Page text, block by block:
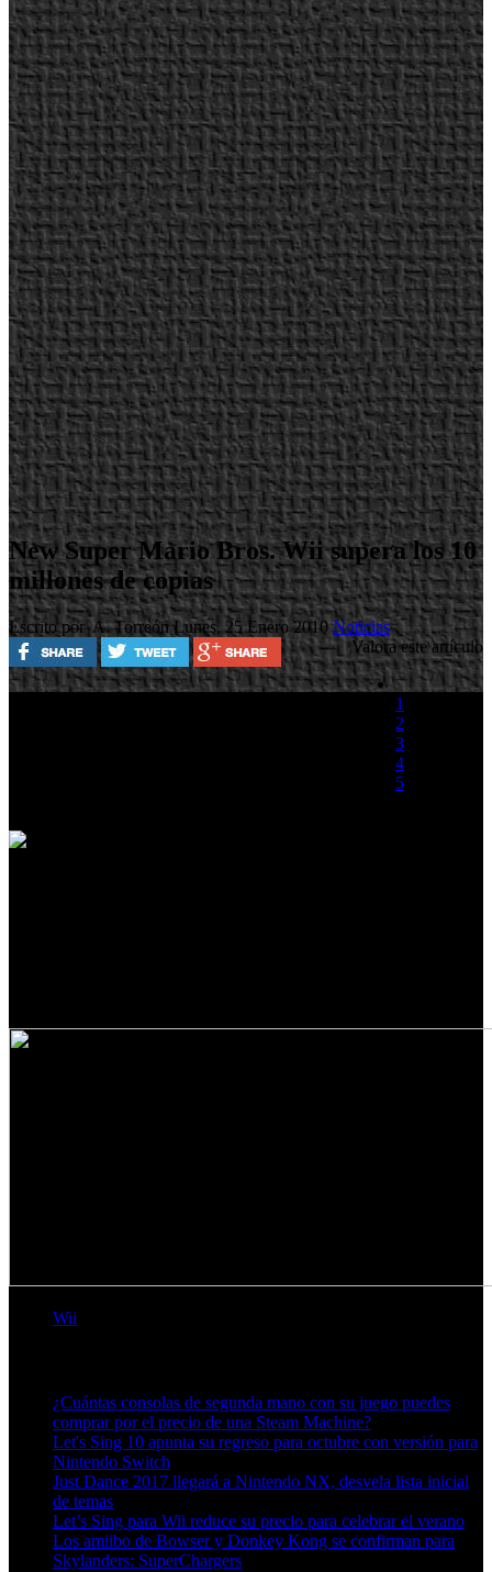
New Super Mario Bros. Wii supera los 10
millones de copias
Escrito por A. TorreónLunes, 25 Enero 2010Noticias
Valora este artículo
1
2
3
4
5
Plataforma:Wii
Wii
¿Cuántas consolas de segunda mano con su juego puedes
comprar por el precio de una Steam Machine?
Let's Sing 10 apunta su regreso para octubre con versión para
Nintendo Switch
Just Dance 2017 llegará a Nintendo NX, desvela lista inicial
de temas
Let’s Sing para Wii reduce su precio para celebrar el verano
Los amiibo de Bowser y Donkey Kong se confirman para
Skylanders: SuperChargers